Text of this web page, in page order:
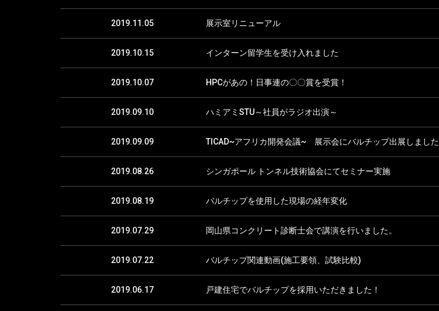
2019.11.05 展示室リニューアル
2019.10.15 インターン留学生を受け入れました
2019.10.07 HPCがあの！日事連の〇〇賞を受賞！
2019.09.10 ハミアミSTU～社員がラジオ出演～
2019.09.09 TICAD~アフリカ開発会議~ 展示会にバルチップ出展しました
2019.08.26 シンガポール トンネル技術協会にてセミナー実施
2019.08.19 バルチップを使用した現場の経年変化
2019.07.29 岡山県コンクリート診断士会で講演を行いました。
2019.07.22 バルチップ関連動画(施工要領、試験比較)
2019.06.17 戸建住宅でバルチップを採用いただきました！